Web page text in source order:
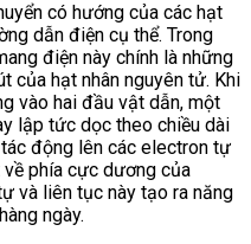
có hướng của các hạt
dẫn điện cụ thể. Trong
điện này chính là những
của hạt nhân nguyên tử. Khi
vào hai đầu vật dẫn, một
lập tức dọc theo chiều dài
động lên các electron tự
phía cực dương của
và liên tục này tạo ra năng
ngày.